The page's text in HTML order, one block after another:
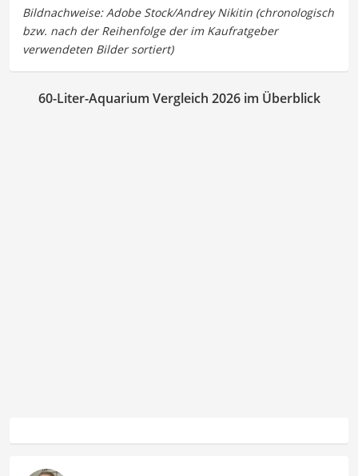
60-Liter-Aquarium Vergleich 2026 im Überblick